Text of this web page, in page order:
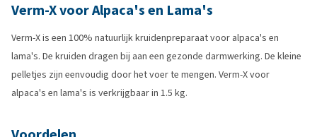
Verm-X voor Alpaca's en Lama's
Verm-X is een 100% natuurlijk kruidenpreparaat voor alpaca's en
lama's. De kruiden dragen bij aan een gezonde darmwerking. De kleine
pelletjes zijn eenvoudig door het voer te mengen. Verm-X voor
alpaca's en lama's is verkrijgbaar in 1.5 kg.